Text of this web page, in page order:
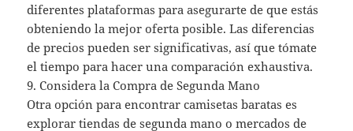
diferentes plataformas para asegurarte de que estás
obteniendo la mejor oferta posible. Las diferencias
de precios pueden ser significativas, así que tómate
el tiempo para hacer una comparación exhaustiva.
9. Considera la Compra de Segunda Mano
Otra opción para encontrar camisetas baratas es
explorar tiendas de segunda mano o mercados de